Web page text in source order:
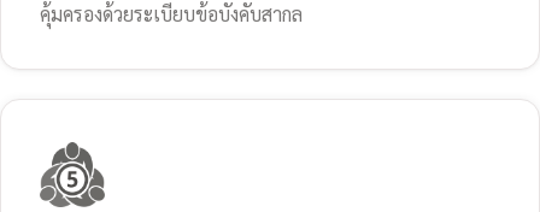
คุ้มครองด้วยระเบียบข้อบังคับสากล